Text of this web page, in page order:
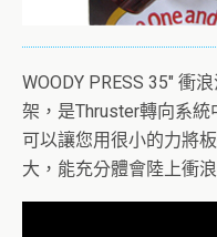
WOODY PRESS 35″ 衝
架，是Thruster轉向系統
可以讓您用很小的力將
大，能充分體會陸上衝